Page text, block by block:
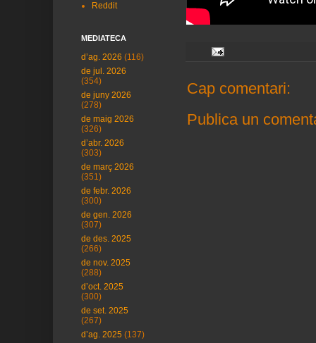
Cap comentari:
Publica un
Reddit
MEDIATECA
d’ag. 2026 (116)
de jul. 2026
(354)
de juny 2026
(278)
de maig 2026
(326)
d’abr. 2026
(303)
de març 2026
(351)
de febr. 2026
(300)
de gen. 2026
(307)
de des. 2025
(266)
de nov. 2025
(288)
d’oct. 2025
(300)
de set. 2025
(267)
d’ag. 2025 (137)